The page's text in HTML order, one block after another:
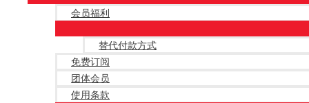
会员福利
替代付款方式
免费订阅
团体会员
使用条款